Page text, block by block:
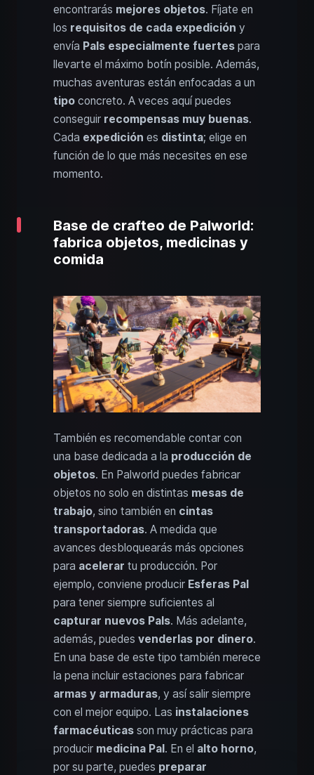
encontrarás mejores objetos. Fíjate en
los requisitos de cada expedición y
envía Pals especialmente fuertes para
llevarte el máximo botín posible. Además,
muchas aventuras están enfocadas a un
tipo concreto. A veces aquí puedes
conseguir recompensas muy buenas.
Cada expedición es distinta; elige en
función de lo que más necesites en ese
momento.
Base de crafteo de Palworld:
fabrica objetos, medicinas y
comida
También es recomendable contar con
una base dedicada a la producción de
objetos. En Palworld puedes fabricar
objetos no solo en distintas mesas de
trabajo, sino también en cintas
transportadoras. A medida que
avances desbloquearás más opciones
para acelerar tu producción. Por
ejemplo, conviene producir Esferas Pal
para tener siempre suficientes al
capturar nuevos Pals. Más adelante,
además, puedes venderlas por dinero.
En una base de este tipo también merece
la pena incluir estaciones para fabricar
armas y armaduras, y así salir siempre
con el mejor equipo. Las instalaciones
farmacéuticas son muy prácticas para
producir medicina Pal. En el alto horno,
por su parte, puedes preparar